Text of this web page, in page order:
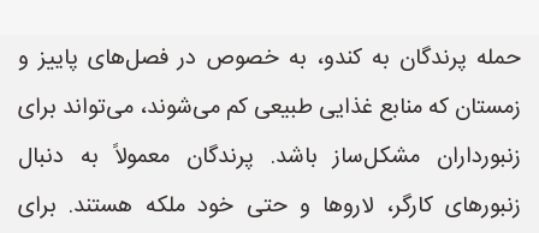
حمله پرندگان به کندو، به خصوص در فصل‌های پاییز و
زمستان که منابع غذایی طبیعی کم می‌شوند، می‌تواند برای
زنبورداران مشکل‌ساز باشد. پرندگان معمولاً به دنبال
زنبورهای کارگر، لاروها و حتی خود ملکه هستند. برای